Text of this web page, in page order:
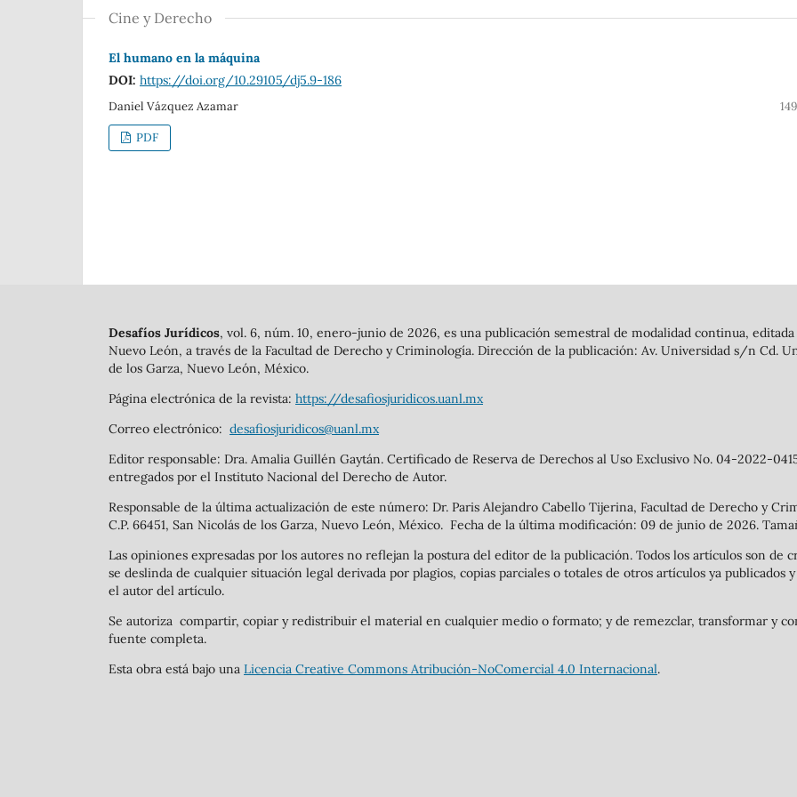
Cine y Derecho
El humano en la máquina
DOI: https://doi.org/10.29105/dj5.9-186
Daniel Vázquez Azamar
PDF
Desafíos Jurídicos, vol. 6, núm. 10, enero-junio de 2026, es una publicación semestral de modalidad continua,
Nuevo León, a través de la Facultad de Derecho y Criminología. Dirección de la publicación: Av. Universidad s/n Cd.
de los Garza, Nuevo León, México.
Página electrónica de la revista: https://desafiosjuridicos.uanl.mx
Correo electrónico: desafiosjuridicos@uanl.mx
Editor responsable: Dra. Amalia Guillén Gaytán. Certificado de Reserva de Derechos al Uso Exclusivo No. 04-2022-
entregados por el Instituto Nacional del Derecho de Autor.
Responsable de la última actualización de este número: Dr. Paris Alejandro Cabello Tijerina, Facultad de Derecho y
C.P. 66451, San Nicolás de los Garza, Nuevo León, México. Fecha de la última modificación: 09 de junio de 2026.
Las opiniones expresadas por los autores no reflejan la postura del editor de la publicación. Todos los artículos son de
se deslinda de cualquier situación legal derivada por plagios, copias parciales o totales de otros artículos ya
el autor del artículo.
Se autoriza compartir, copiar y redistribuir el material en cualquier medio o formato; y de remezclar, transformar y
fuente completa.
Esta obra está bajo una Licencia Creative Commons Atribución-NoComercial 4.0 Internacional.